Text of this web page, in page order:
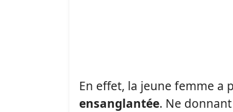
En effet, la jeune femme a
ensanglantée. Ne